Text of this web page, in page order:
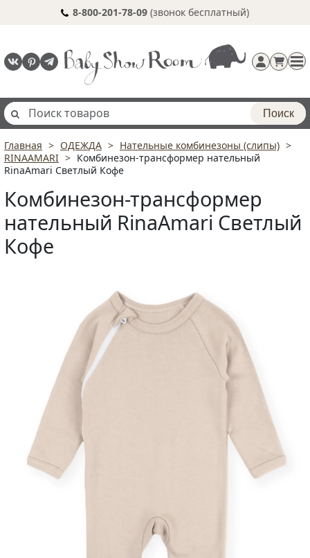
8-800-201-78-09 (звонок бесплатный)
Регистрация
Поиск
Главная ОДЕЖДА
Нательные комбинезоны (слипы)
RINAAMARI
Комбинезон-трансформер нательный
RinaAmari Светлый Кофе
Комбинезон-трансформер
нательный RinaAmari Светлый
Кофе